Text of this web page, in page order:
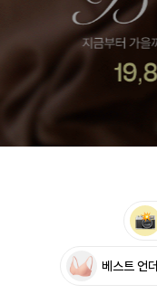
베스트 언